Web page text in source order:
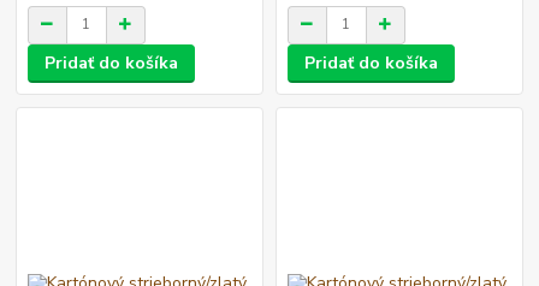
Pridať do košíka Pridať do košíka